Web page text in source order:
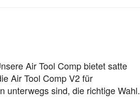
Air Tool Comp bietet satte
Air Tool Comp V2 für
unterwegs sind, die richtige Wahl.